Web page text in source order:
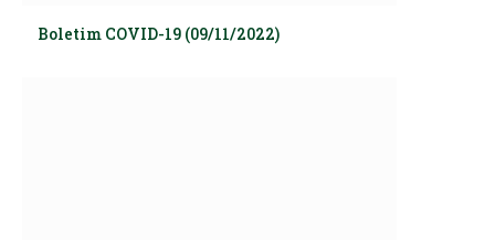
Boletim COVID-19 (09/11/2022)